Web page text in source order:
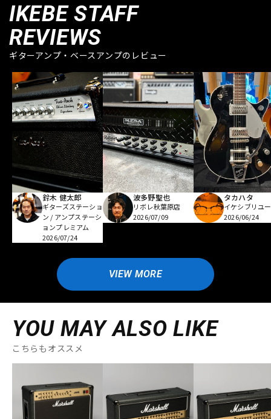
IKEBE STAFF
REVIEWS
ギターアンプ・ベースアンプのレビュー
鈴木 健太郎
ギターズステーショ
ン / アンプステーシ
ョンプレミアム
2026/07/24
波多野聖也
リボレ秋葉原店
2026/07/09
タカハタ
イケシブリユ
2026/06/24
VIEW MORE
YOU MAY ALSO LIKE
こちらもオススメ